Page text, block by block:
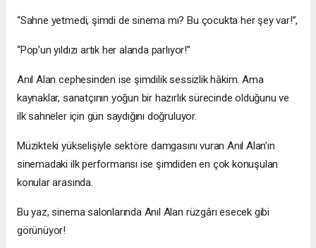
“Sahne yetmedi, şimdi de sinema mı? Bu çocukta her şey var!”,
“Pop’un yıldızı artık her alanda parlıyor!”
Anıl Alan cephesinden ise şimdilik sessizlik hâkim. Ama
kaynaklar, sanatçının yoğun bir hazırlık sürecinde olduğunu ve
ilk sahneler için gün saydığını doğruluyor.
Müzikteki yükselişiyle sektöre damgasını vuran Anıl Alan’ın
sinemadaki ilk performansı ise şimdiden en çok konuşulan
konular arasında.
Bu yaz, sinema salonlarında Anıl Alan rüzgârı esecek gibi
görünüyor!